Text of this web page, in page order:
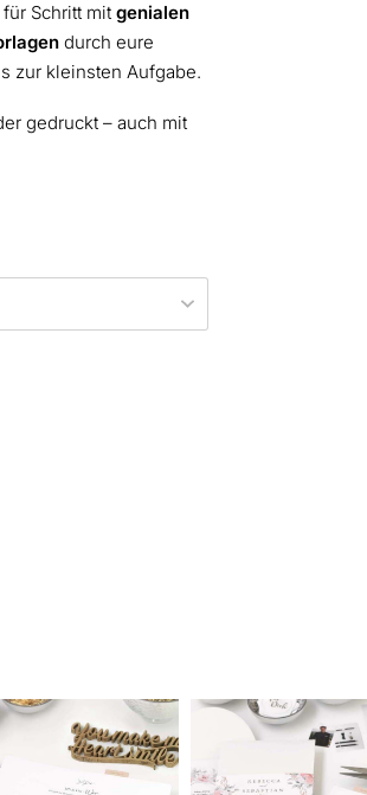
Schritt mitgenialen
durch eure
zur kleinsten Aufgabe.
gedruckt – auch mit